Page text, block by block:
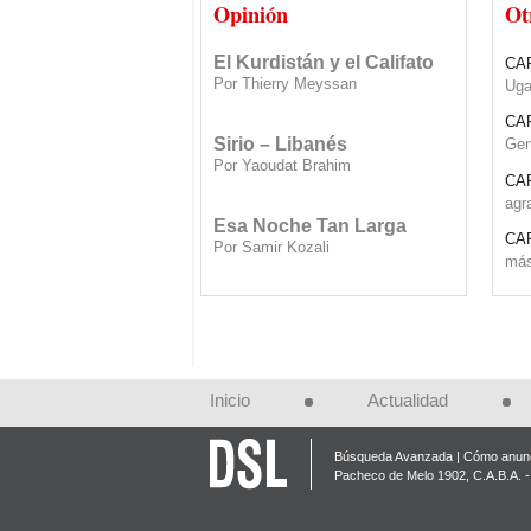
Opinión
siria” fabricado ‎por el...
Por Thierry Meyssan
El Kurdistán y el Califato
Por Thierry Meyssan
Sirio – Libanés
Por Yaoudat Brahim
Esa Noche Tan Larga
Por Samir Kozali
Una voz en el desierto?
Por Samir Kozali
La doble moral de Israel
Por Gideon Levy
Inicio Actualidad
Búsqueda Avanzada Cómo
Pacheco de Melo 1902, C.A.B.A.